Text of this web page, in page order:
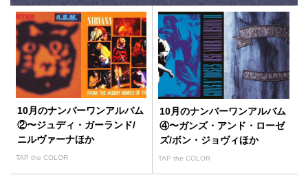
10月のナンバーワンアルバム
②〜ジュディ・ガーランド/
ニルヴァーナほか
TAP the COLOR
10月のナンバーワンアルバム
④〜ガンズ・アンド・ローゼ
ズ/ボン・ジョヴィほか
TAP the COLOR